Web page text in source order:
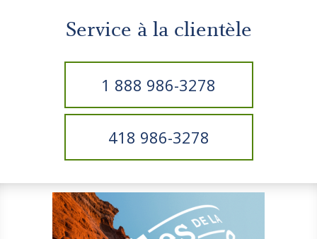
Service à la clientèle
1 888 986-3278
418 986-3278